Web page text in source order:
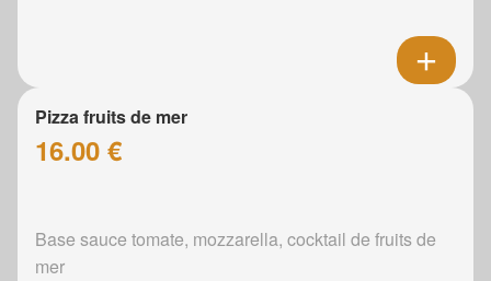
Pizza fruits de mer
16.00 €
Base sauce tomate, mozzarella, cocktail de fruits de
mer